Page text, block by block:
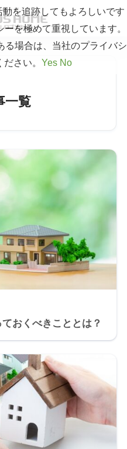
一覧
おくべきこととは？
を追跡してもよろしいです
を極めて重視しています。
る場合は、当社のプライバシ
さい。 Yes No